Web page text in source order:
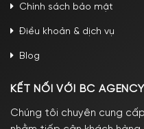
Chính sách bảo mật
Điều khoản & dịch vụ
Blog
KẾT NỐI VỚI BC AGENCY
Chúng tôi chuyên cung